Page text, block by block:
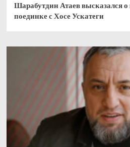
Шарабутдин Атаев высказался о
поединке с Хосе Ускатеги